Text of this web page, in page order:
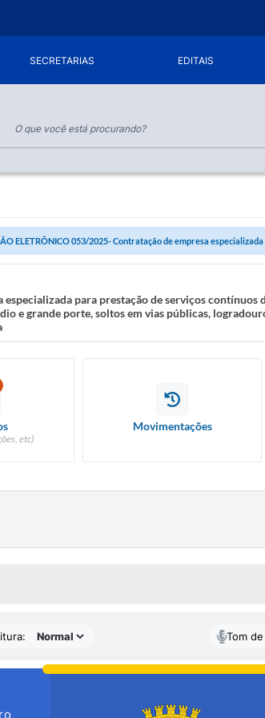
SECRETARIAS EDITAIS
ELETRÔNICO 053/2025- Contratação de empresa
especializada para prestação de serviços
e grande porte, soltos em vias públicas,
etc)
Movimentações
Tom